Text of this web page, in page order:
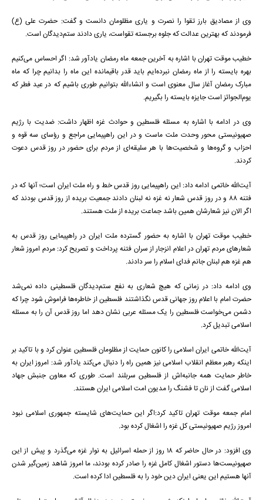
وی از مصادیق بارز تقوا را نصرت و یاری مظلومان دانست و گفت: حضرت علی (ع)
فرمودند که بهترین عدالت که جلوه برجسته تقواست، یاری دادند ستم‌دیدگان است.
خطیب موقت تهران با اشاره به آخرین جمعه ماه رمضان یادآور شد: اگر احساس می‌کنیم
بهره بایسته را از ماه رمضان نبرده‌ایم باید قدر باقیمانده این ماه را بدانیم چرا که ماه
مبارک رمضان آغاز سال معنوی است و انشاءالله بتوانیم طوری باشیم که در عید فطر که
یوم‌الجوائز است جایزه بایسته را بگیریم.
وی در ادامه با اشاره به مسئله فلسطین و حوادث غزه اظهار داشت: ضدیت با رژیم
صهیونیستی محور وحدت ملت ماست و در این راهپیمایی مراجع و رؤسای سه قوه و
احزاب و گروه‌ها و شخصیت‌ها با هر سلیقه‌ای از مردم برای حضور در روز قدس دعوت
کردند.
آیت‌الله خاتمی ادامه داد: این راهپیمایی روز قدس خط و راه ملت ایران است؛ آنها که در
فتنه 88 و در روز قدس شعار نه غزه نه لبنان دادند جمعیت بریده از روز قدس بودند که
اگر الان نیز شعارشان همین باشد جماعت بریده از ملت هستند.
خطیب موقت تهران با اشاره به حضور گسترده ملت ایران در راهپیمایی روز قدس به
شعارهای مردم تهران در اعلام انزجار از سران فتنه پرداخت و تصریح کرد: مردم امروز شعار
هم غزه هم لبنان جانم فدای اسلام را سر دادند.
وی ادامه داد: در زمانی که هیچ شعاری به نفع ستم‌دیدگان فلسطینی داده نمی‌شد
حضرت امام با اعلام روز جهانی قدس نگذاشتند فلسطین از خاطره‌ها فراموش شود چرا که
دشمن می‌خواست فلسطین را یک مسئله عربی نشان دهد اما روز قدس آن را به مسئله
اسلامی تبدیل کرد.
آیت‌الله خاتمی ایران اسلامی را کانون حمایت از مظلومان فلسطین عنوان کرد و با تاکید بر
اینکه رهبر معظم انقلاب اسلامی نیز همین راه را دنبال می‌کند یادآور شد: امروز ایران به
خاطر حمایت همه جانبه‌اش از فلسطین سربلند است. طوری که معاون جنبش جهاد
اسلامی گفت از نان تا فشنگ را مدیون امت اسلامی ایران هستند.
امام جمعه موقت تهران تاکید کرد:‌اگر این حمایت‌های شایسته جمهوری اسلامی نبود
امروز رژیم صهیونیستی کل غزه را اشغال کرده بود.
وی افزود: در حال حاضر که 18 روز از حمله اسرائیل به نوار غزه می‌گذرد و پیش از این
صهیونیست‌ها دستور اشغال کامل غزه را صادر کرده بودند، ما امروز شاهد زمین‌گیر شدن
آنها هستیم این یعنی ایران دین خود را به فلسطین ادا کرده است.